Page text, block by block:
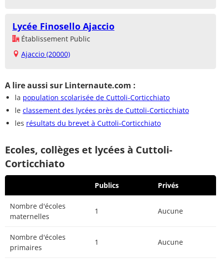
Lycée Finosello Ajaccio
Établissement Public
Ajaccio (20000)
A lire aussi sur Linternaute.com :
la population scolarisée de Cuttoli-Corticchiato
le classement des lycées près de Cuttoli-Corticchiato
les résultats du brevet à Cuttoli-Corticchiato
Ecoles, collèges et lycées à Cuttoli-
Corticchiato
Publics Privés
Nombre d'écoles
maternelles
1 Aucune
Nombre d'écoles
primaires
1 Aucune